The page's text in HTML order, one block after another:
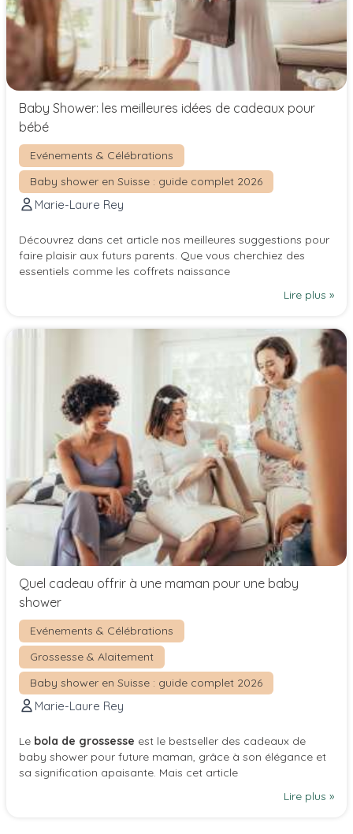
Baby Shower: les meilleures idées de cadeaux pour
bébé
Evénements & Célébrations
Baby shower en Suisse : guide complet 2026
Marie-Laure Rey
Découvrez dans cet article nos meilleures suggestions pour
faire plaisir aux futurs parents. Que vous cherchiez des
essentiels comme les coffrets naissance
Lire plus »
Quel cadeau offrir à une maman pour une baby
shower
Evénements & Célébrations
Grossesse & Alaitement
Baby shower en Suisse : guide complet 2026
Marie-Laure Rey
Le bola de grossesse est le bestseller des cadeaux de
baby shower pour future maman, grâce à son élégance et
sa signification apaisante. Mais cet article
Lire plus »